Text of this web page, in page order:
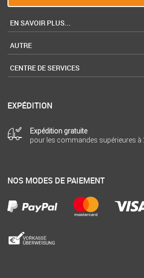
EN SAVOIR PLUS...
AUTRE
CENTRE DE SERVICES
EXPÉDITION
Expédition gratuite
pour les commandes supérieures à
NOS MODES DE PAIEMENT